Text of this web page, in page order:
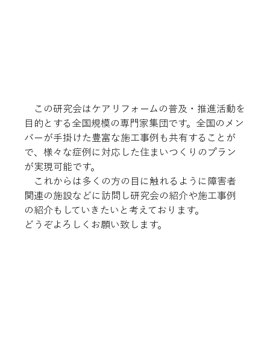
この研究会はケアリフォームの普及・推進活動を
目的とする全国規模の専門家集団です。全国のメン
バーが手掛けた豊富な施工事例も共有することが
で、様々な症例に対応した住まいつくりのプラン
が実現可能です。
これからは多くの方の目に触れるように障害者
関連の施設などに訪問し研究会の紹介や施工事例
の紹介もしていきたいと考えております。
どうぞよろしくお願い致します。